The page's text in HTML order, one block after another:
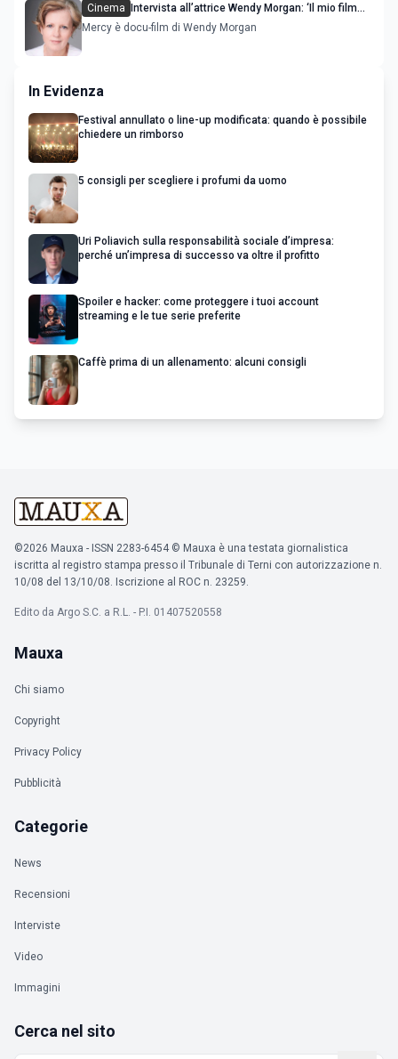
Cinema
Intervista all’attrice Wendy Morgan: ‘Il mio film
mostra l’orrore degli allevamenti intensivi'
Mercy è docu-film di Wendy Morgan
In Evidenza
Festival annullato o line-up modificata: quando è possibile
chiedere un rimborso
5 consigli per scegliere i profumi da uomo
Uri Poliavich sulla responsabilità sociale d’impresa:
perché un’impresa di successo va oltre il profitto
Spoiler e hacker: come proteggere i tuoi account
streaming e le tue serie preferite
Caffè prima di un allenamento: alcuni consigli
©2026 Mauxa - ISSN 2283-6454 © Mauxa è una testata giornalistica
iscritta al registro stampa presso il Tribunale di Terni con autorizzazione n.
10/08 del 13/10/08. Iscrizione al ROC n. 23259.
Edito da Argo S.C. a R.L. - P.I. 01407520558
Mauxa
Chi siamo
Copyright
Privacy Policy
Pubblicità
Categorie
News
Recensioni
Interviste
Video
Immagini
Cerca nel sito